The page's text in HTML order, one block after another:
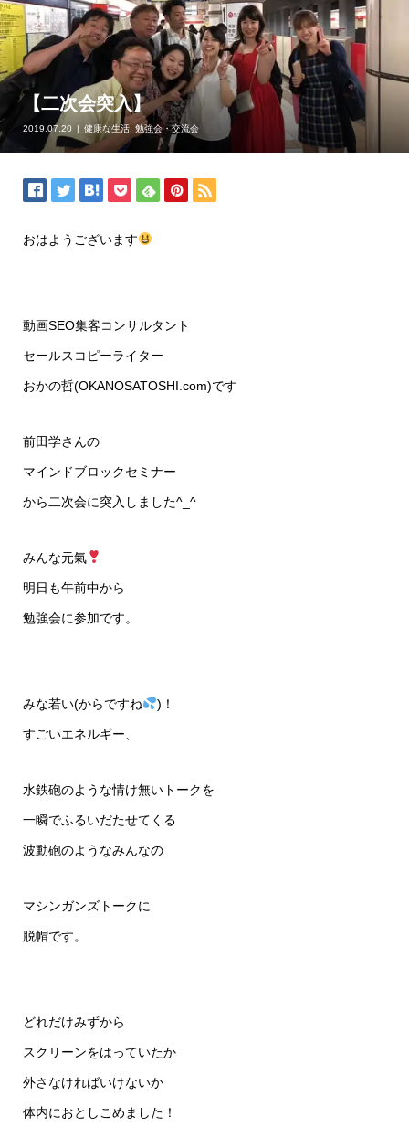
【二次会突入】
2019.07.20 健康な生活, 勉強会・交流会
おはようございます
動画SEO集客コンサルタント
セールスコピーライター
おかの哲(OKANOSATOSHI.com)です
前田学さんの
マインドブロックセミナー
から二次会に突入しました^_^
みんな元氣
明日も午前中から
勉強会に参加です。
みな若い(からですね )！
すごいエネルギー、
水鉄砲のような情け無いトークを
一瞬でふるいだたせてくる
波動砲のようなみんなの
マシンガンズトークに
脱帽です。
どれだけみずから
スクリーンをはっていたか
外さなければいけないか
体内におとしこめました！